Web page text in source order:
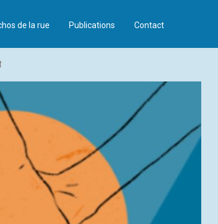
de la rue Publications Contact